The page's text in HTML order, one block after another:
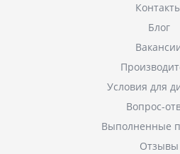
Блог
Условия для
Вопрос-
Выполненные
Отзывы